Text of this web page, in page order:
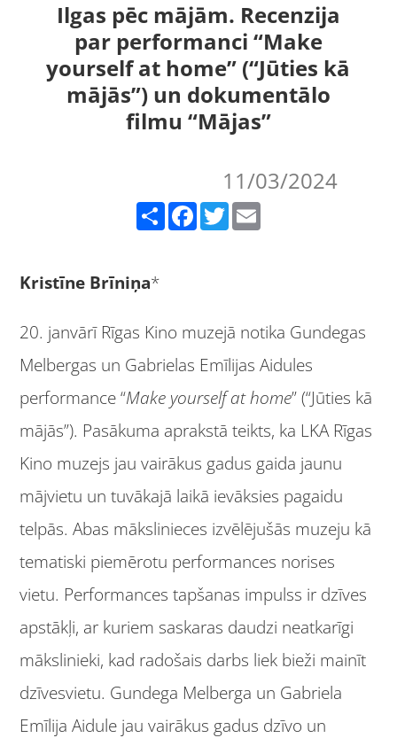
Ilgas pēc mājām. Recenzija
par performanci “Make
yourself at home” (“Jūties kā
mājās”) un dokumentālo
filmu “Mājas”
11/03/2024
Share Facebook Twitter
Kristīne Brīniņa*
20. janvārī Rīgas Kino muzejā notika Gundegas
Melbergas un Gabrielas Emīlijas Aidules
performance “Make yourself at home” (“Jūties kā
mājās”). Pasākuma aprakstā teikts, ka LKA Rīgas
Kino muzejs jau vairākus gadus gaida jaunu
mājvietu un tuvākajā laikā ievāksies pagaidu
telpās. Abas mākslinieces izvēlējušās muzeju kā
tematiski piemērotu performances norises
vietu. Performances tapšanas impulss ir dzīves
apstākļi, ar kuriem saskaras daudzi neatkarīgi
mākslinieki, kad radošais darbs liek bieži mainīt
dzīvesvietu. Gundega Melberga un Gabriela
Emīlija Aidule jau vairākus gadus dzīvo un